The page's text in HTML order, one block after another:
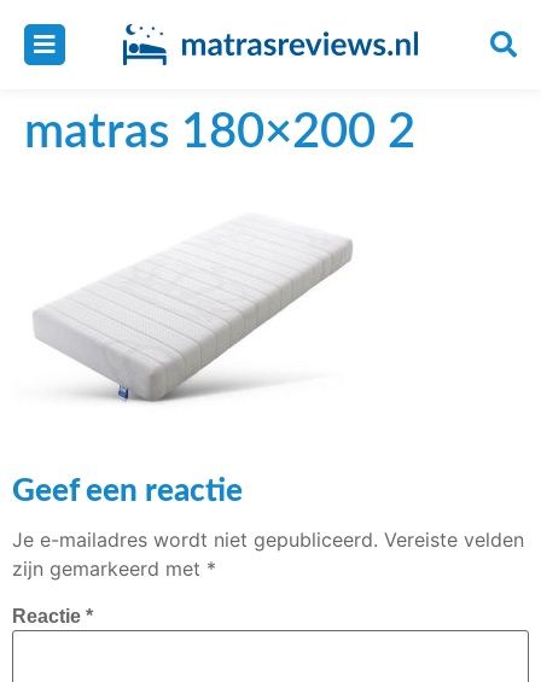
matras 180×200 2
Geef een reactie
Je e-mailadres wordt niet gepubliceerd. Vereiste velden
zijn gemarkeerd met *
Reactie *